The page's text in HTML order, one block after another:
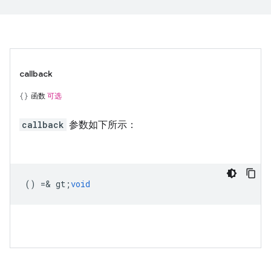
callback
函数 可选
callback 参数如下所示：
() =& gt;void